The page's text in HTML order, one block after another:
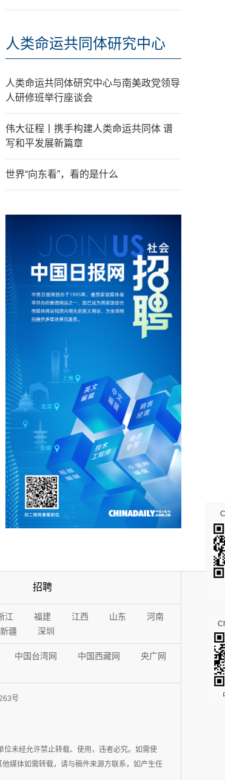
人类命运共同体研究中心
人类命运共同体研究中心与南美政党领导
人研修班举行座谈会
伟大征程丨携手构建人类命运共同体 谱
写和平发展新篇章
世界“向东看”，看的是什么
招聘
江 福建 江西 山东
河南
新疆 深圳
中国台湾网 中国西藏网
央广网
号
位未经允许禁止转载、使用，违者必究。如需使
媒体如需转载，请与稿件来源方联系，如产生任